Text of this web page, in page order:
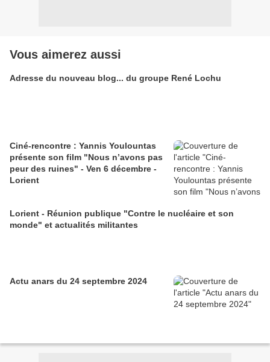
Vous aimerez aussi
Adresse du nouveau blog... du groupe René Lochu
Ciné-rencontre : Yannis Youlountas
présente son film "Nous n’avons pas
peur des ruines" - Ven 6 décembre -
Lorient
Lorient - Réunion publique "Contre le nucléaire et son
monde" et actualités militantes
Actu anars du 24 septembre 2024